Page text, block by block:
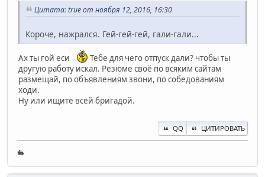
Цитата: true от ноября 12, 2016, 16:30
Короче, нажрался. Гей-гей-гей, гали-гали...
Ах ты гой еси
Тебе для чего отпуск дали? чтобы ты
другую работу искал. Резюме своё по всяким сайтам
размещай, по объявлениям звони, по собедованиям
ходи.
Ну или ищите всей бригадой.
QQ ЦИТИРОВАТЬ
🐇